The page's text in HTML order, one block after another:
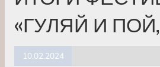
«ГУЛЯЙ И
10.02.2024